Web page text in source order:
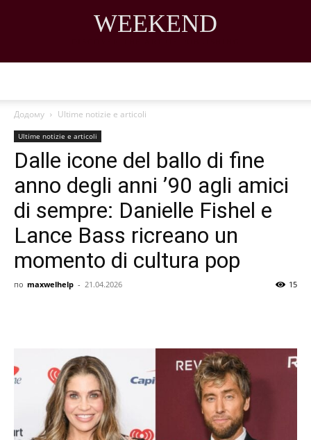
WEEKEND
Додому Ultime notizie e articoli
Ultime notizie e articoli
Dalle icone del ballo di fine
anno degli anni ’90 agli amici
di sempre: Danielle Fishel e
Lance Bass ricreano un
momento di cultura pop
по maxwelhelp - 21.04.2026 15